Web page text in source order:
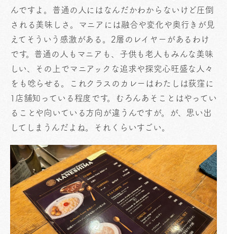
んですよ。普通の人にはなんだかわからないけど圧倒
される美味しさ。マニアには融合や変化や奥行きが見
えてそういう感激がある。2層のレイヤーがあるわけ
です。普通の人もマニアも、子供も老人もみんな美味
しい、その上でマニアックな追求や探究心旺盛な人々
をも唸らせる。これクラスのカレーはわたしは荻窪に
1店舗知っている程度です。むろんあそことはやってい
ることや向いている方向が違うんですが。が、思い出
してしまうんだよね。それくらいすごい。